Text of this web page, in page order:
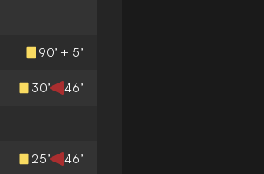
90’ + 5’
30’ 46’
25’ 46’